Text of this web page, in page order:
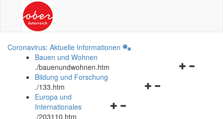
Coronavirus: Aktuelle Informationen
Bauen und Wohnen
./bauenundwohnen.htm
Navigationsmenü
Bildung und Forschung
./133.htm
Navigationsmenü
Europa und
Internationales
./203110.htm